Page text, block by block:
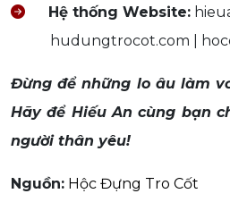
Hệ thống Website:
hudungtrocot.com |
Đừng để những lo âu làm
Hãy để Hiếu An cùng bạn
người thân yêu!
Nguồn: Hộc Đựng Tro Cốt